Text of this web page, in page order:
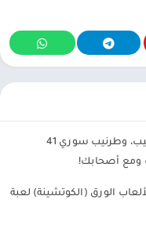
مجاناً العب طرنيب، وطرنيب سوري 41
ومع أصحابك!
الورق (الكوتشينة) لعبة